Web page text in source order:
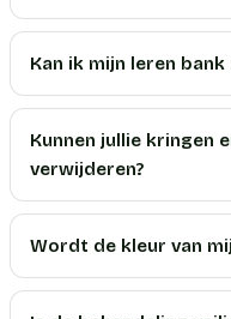
Kan ik mijn leren bank
Kunnen jullie kringen
verwijderen?
Wordt de kleur van